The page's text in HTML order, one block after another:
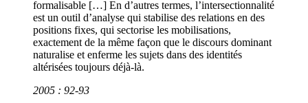
formalisable […] En d’autres termes, l’intersectionnalité
est un outil d’analyse qui stabilise des relations en des
positions fixes, qui sectorise les mobilisations,
exactement de la même façon que le discours dominant
naturalise et enferme les sujets dans des identités
altérisées toujours déjà-là.
2005 : 92-93